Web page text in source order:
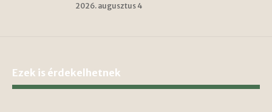
2026. augusztus 4
Ezek is érdekelhetnek